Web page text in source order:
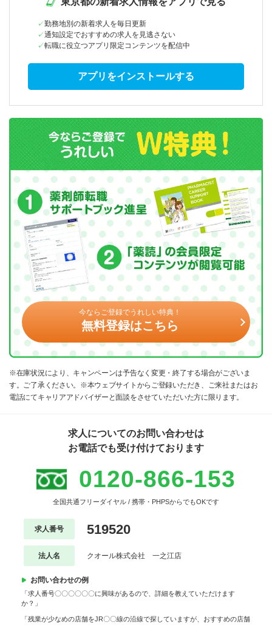
勤務地別の新着求人を毎日更新
通知設定でおすすめの求人を見逃さない
転職に役立つアプリ限定コンテンツを配信中
アプリをインストールする
今ならご登録でうれしい特典！
無料登録はこちら
※在庫状況により、キャンペーンは予告なく変更・終了する場合がございま
す。ご了承ください。※本ウェブサイトからご登録いただき、ご来社またはお
電話にてキャリアアドバイザーと面談をさせていただいた方に限ります。
求人についてのお問い合わせは
お電話でも受け付けております
0120-866-153
全国共通フリーダイヤル / 携帯・PHPSからでもOKです
求人番号 519520
法人名 クオール株式会社 一之江店
お問い合わせの例
「求人番号〇〇〇〇〇〇に興味があるので、詳細を教えていただけます
か？」
「残業が少なめの店舗をJR〇〇線の沿線で探していますが、おすすめの店舗